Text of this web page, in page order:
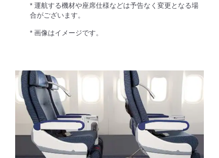
* 運航する機材や座席仕様などは予告なく変更となる場
合がございます。
* 画像はイメージです。